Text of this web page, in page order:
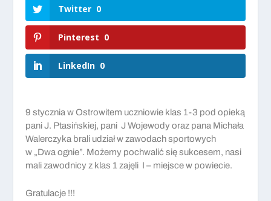
Twitter 0
Pinterest 0
LinkedIn 0
9 stycznia w Ostrowitem uczniowie klas 1-3 pod opieką
pani J. Ptasińskiej, pani J Wojewody oraz pana Michała
Walerczyka brali udział w zawodach sportowych
w „Dwa ognie”. Możemy pochwalić się sukcesem, nasi
mali zawodnicy z klas 1 zajęli I – miejsce w powiecie.
Gratulacje !!!